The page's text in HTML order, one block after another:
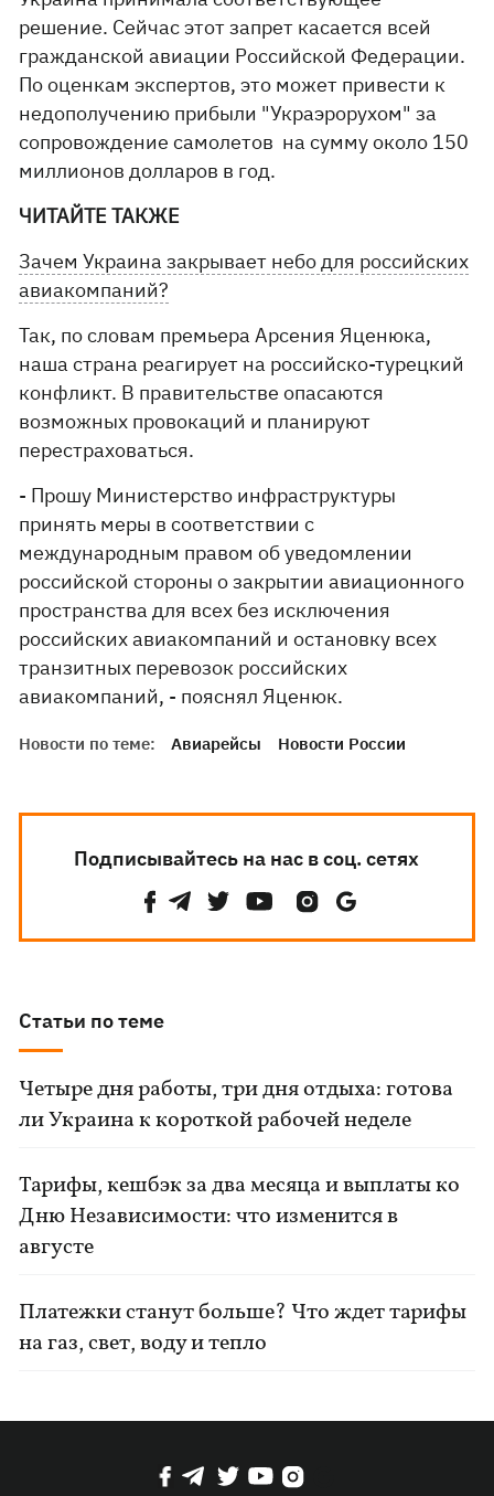
решение. Сейчас этот запрет касается всей
гражданской авиации Российской Федерации.
По оценкам экспертов, это может привести к
недополучению прибыли "Украэрорухом" за
сопровождение самолетов на сумму около 150
миллионов долларов в год.
ЧИТАЙТЕ ТАКЖЕ
Зачем Украина закрывает небо для российских
авиакомпаний?
Так, по словам премьера Арсения Яценюка,
наша страна реагирует на российско-турецкий
конфликт. В правительстве опасаются
возможных провокаций и планируют
перестраховаться.
- Прошу Министерство инфраструктуры
принять меры в соответствии с
международным правом об уведомлении
российской стороны о закрытии авиационного
пространства для всех без исключения
российских авиакомпаний и остановку всех
транзитных перевозок российских
авиакомпаний, - пояснял Яценюк.
Новости по теме: Авиарейсы Новости России
Подписывайтесь на нас в соц. сетях
Статьи по теме
Четыре дня работы, три дня отдыха: готова
ли Украина к короткой рабочей неделе
Тарифы, кешбэк за два месяца и выплаты ко
Дню Независимости: что изменится в
августе
Платежки станут больше? Что ждет тарифы
на газ, свет, воду и тепло